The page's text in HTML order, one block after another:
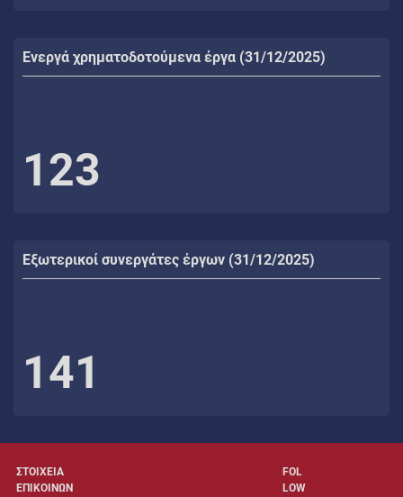
Ενεργά χρηματοδοτούμενα έργα (31/12/2025)
123
Εξωτερικοί συνεργάτες έργων (31/12/2025)
141
ΣΤΟΙΧΕΙΑ
ΕΠΙΚΟΙΝΩΝ
FOL
LOW